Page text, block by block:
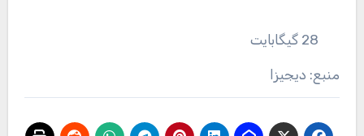
28 گیگابایت
منبع: دیجیزا